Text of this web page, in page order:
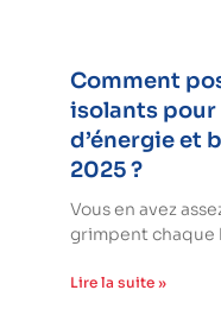
Comment
isolants
d’énergie et
2025 ?
Vous en avez
grimpent chaque
Lire la suite »